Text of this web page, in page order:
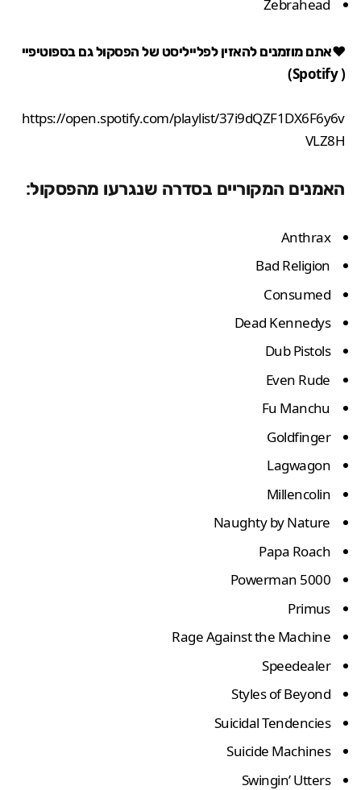
Zebrahead
♥אתם מוזמנים להאזין לפלייליסט של הפסקול גם בספוטיפיי
(
Spotify
)
https://open.spotify.com/playlist/37i9dQZF1DX6F6y6v
VLZ8H
האמנים המקוריים בסדרה שנגרעו מהפסקול:
Anthrax
Bad Religion
Consumed
Dead Kennedys
Dub Pistols
Even Rude
Fu Manchu
Goldfinger
Lagwagon
Millencolin
Naughty by Nature
Papa Roach
Powerman 5000
Primus
Rage Against the Machine
Speedealer
Styles of Beyond
Suicidal Tendencies
Suicide Machines
Swingin’ Utters